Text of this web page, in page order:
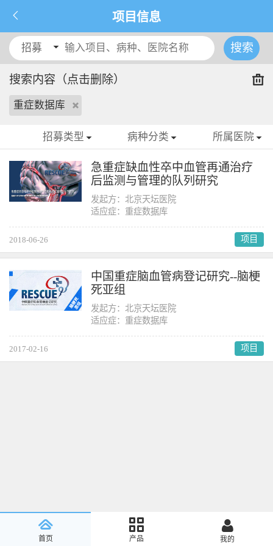
项目信息
招募 搜索
搜索内容（点击删除）
重症数据库
招募类型 病种分类 所属医院
急重症缺血性卒中血管再通治疗
后监测与管理的队列研究
发起方：北京天坛医院
适应症：重症数据库
2018-06-26 项目
中国重症脑血管病登记研究--脑梗
死亚组
发起方：北京天坛医院
适应症：重症数据库
2017-02-16 项目
首页 产品 我的